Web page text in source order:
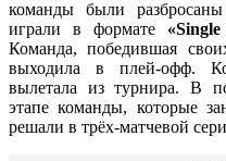
команды были
играли в формате
Команда, победившая
выходила в плей-офф.
вылетала из турнира. В
этапе команды, которые
решали в трёх-матчевой